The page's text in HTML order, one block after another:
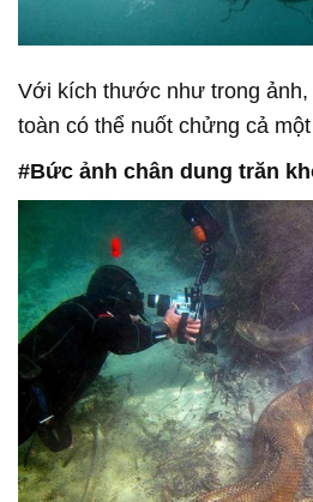
Với kích thước như trong ảnh,
toàn có thể nuốt chửng cả
#Bức ảnh chân dung trăn